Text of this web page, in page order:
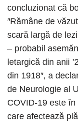
concluzionat că
″Rămâne de
scară largă de
– probabil
letargică din anii
din 1918″, a
de Neurologie al
COVID-19 este
care afectează